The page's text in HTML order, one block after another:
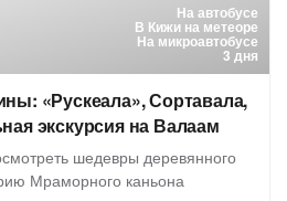
На автобусе
В Кижи на метеоре
На микроавтобусе
3 дня
«Рускеала», Сортавала,
экскурсия на Валаам
шедевры деревянного
Мраморного каньона